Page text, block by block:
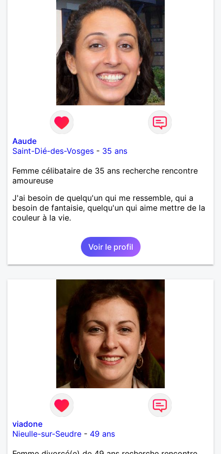
Aaude
Saint-Dié-des-Vosges - 35 ans
Femme célibataire de 35 ans recherche rencontre
amoureuse
J'ai besoin de quelqu'un qui me ressemble, qui a
besoin de fantaisie, quelqu'un qui aime mettre de la
couleur à la vie.
Voir le profil
viadone
Nieulle-sur-Seudre - 49 ans